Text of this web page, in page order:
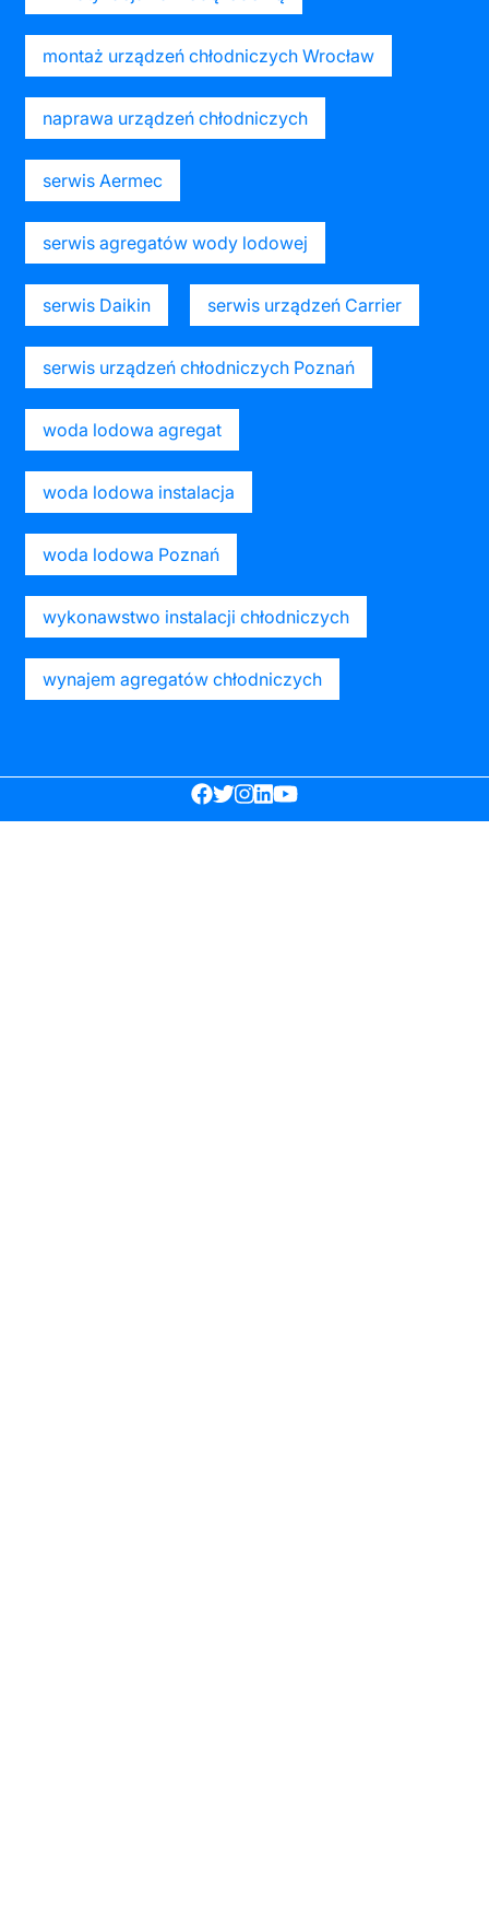
montaż urządzeń chłodniczych Wrocław
naprawa urządzeń chłodniczych
serwis Aermec
serwis agregatów wody lodowej
serwis Daikin serwis urządzeń Carrier
serwis urządzeń chłodniczych Poznań
woda lodowa agregat
woda lodowa instalacja
woda lodowa Poznań
wykonawstwo instalacji chłodniczych
wynajem agregatów chłodniczych
Facebook
Twitter
Instagram
Linkedin
Youtube